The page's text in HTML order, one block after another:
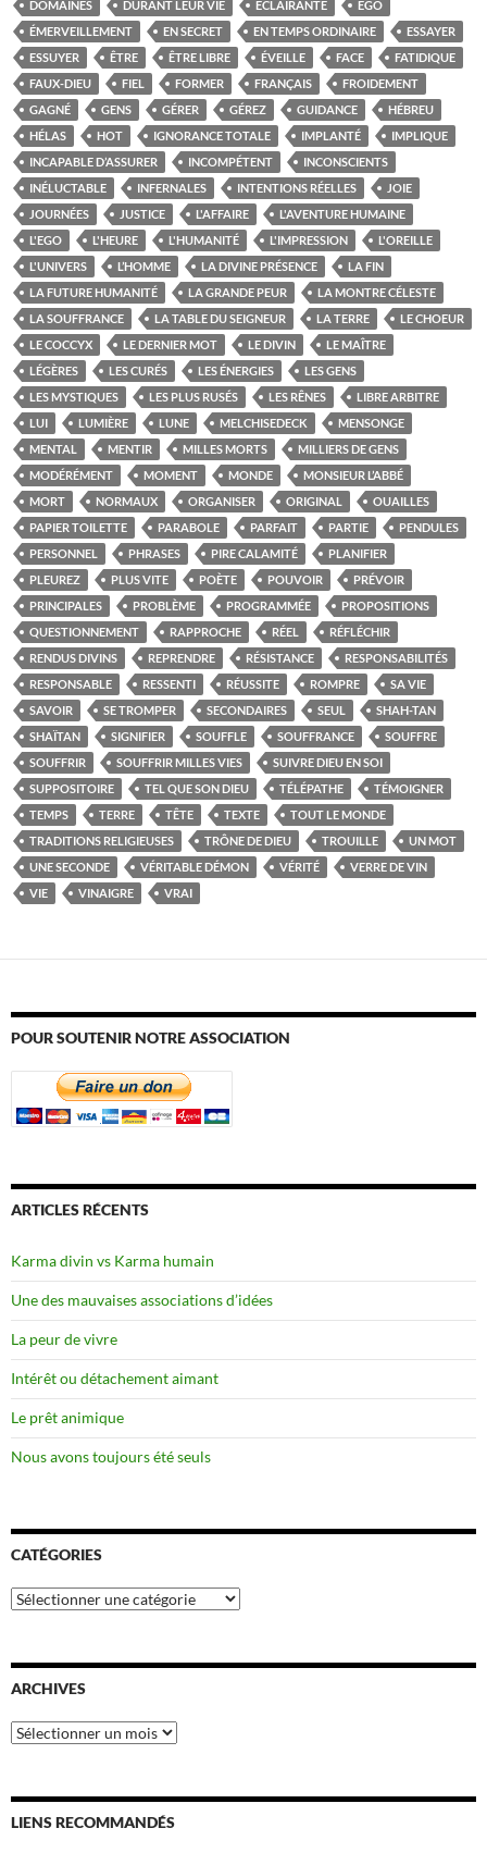
DOMAINES DURANT LEUR VIE ÉCLAIRANTE
EGO
ÉMERVEILLEMENT
EN SECRET EN TEMPS ORDINAIRE
ESSAYER
ESSUYER
ÊTRE ÊTRE LIBRE ÉVEILLE FACE
FATIDIQUE
FAUX-DIEU
FIEL FORMER FRANÇAIS
FROIDEMENT
GAGNÉ
GENS GÉRER GÉREZ GUIDANCE
HÉBREU
HÉLAS
HOT IGNORANCE TOTALE IMPLANTÉ
IMPLIQUE
INCAPABLE D’ASSURER
INCOMPÉTENT
INCONSCIENTS
INÉLUCTABLE
INFERNALES INTENTIONS RÉELLES
JOIE
JOURNÉES
JUSTICE L'AFFAIRE
L'AVENTURE HUMAINE
L'EGO
L'HEURE L'HUMANITÉ L'IMPRESSION
L'OREILLE
L'UNIVERS
L’HOMME LA DIVINE PRÉSENCE
LA FIN
LA FUTURE HUMANITÉ
LA GRANDE PEUR
LA MONTRE CÉLESTE
LA SOUFFRANCE
LA TABLE DU SEIGNEUR LA TERRE
LE CHOEUR
LE COCCYX
LE DERNIER MOT LE DIVIN
LE MAÎTRE
LÉGÈRES
LES CURÉS LES ÉNERGIES
LES GENS
LES MYSTIQUES
LES PLUS RUSÉS LES RÊNES
LIBRE ARBITRE
LUI
LUMIÈRE LUNE MELCHISEDECK
MENSONGE
MENTAL
MENTIR MILLES MORTS
MILLIERS DE GENS
MODÉRÉMENT
MOMENT MONDE
MONSIEUR L’ABBÉ
MORT
NORMAUX ORGANISER ORIGINAL
OUAILLES
PAPIER TOILETTE
PARABOLE PARFAIT PARTIE
PENDULES
PERSONNEL
PHRASES PIRE CALAMITÉ
PLANIFIER
PLEUREZ
PLUS VITE POÈTE POUVOIR
PRÉVOIR
PRINCIPALES
PROBLÈME PROGRAMMÉE
PROPOSITIONS
QUESTIONNEMENT
RAPPROCHE RÉEL
RÉFLÉCHIR
RENDUS DIVINS
REPRENDRE RÉSISTANCE
RESPONSABILITÉS
RESPONSABLE
RESSENTI RÉUSSITE ROMPRE
SA VIE
SAVOIR
SE TROMPER SECONDAIRES SEUL
SHAH-TAN
SHAÏTAN
SIGNIFIER SOUFFLE SOUFFRANCE
SOUFFRE
SOUFFRIR
SOUFFRIR MILLES VIES
SUIVRE DIEU EN SOI
SUPPOSITOIRE
TEL QUE SON DIEU TÉLÉPATHE
TÉMOIGNER
TEMPS
TERRE TÊTE TEXTE
TOUT LE MONDE
TRADITIONS RELIGIEUSES
TRÔNE DE DIEU TROUILLE
UN MOT
UNE SECONDE
VÉRITABLE DÉMON VÉRITÉ
VERRE DE VIN
VIE
VINAIGRE VRAI
POUR SOUTENIR NOTRE ASSOCIATION
ARTICLES RÉCENTS
Karma divin vs Karma humain
Une des mauvaises associations d’idées
La peur de vivre
Intérêt ou détachement aimant
Le prêt animique
Nous avons toujours été seuls
CATÉGORIES
Catégories
ARCHIVES
Archives
LIENS RECOMMANDÉS